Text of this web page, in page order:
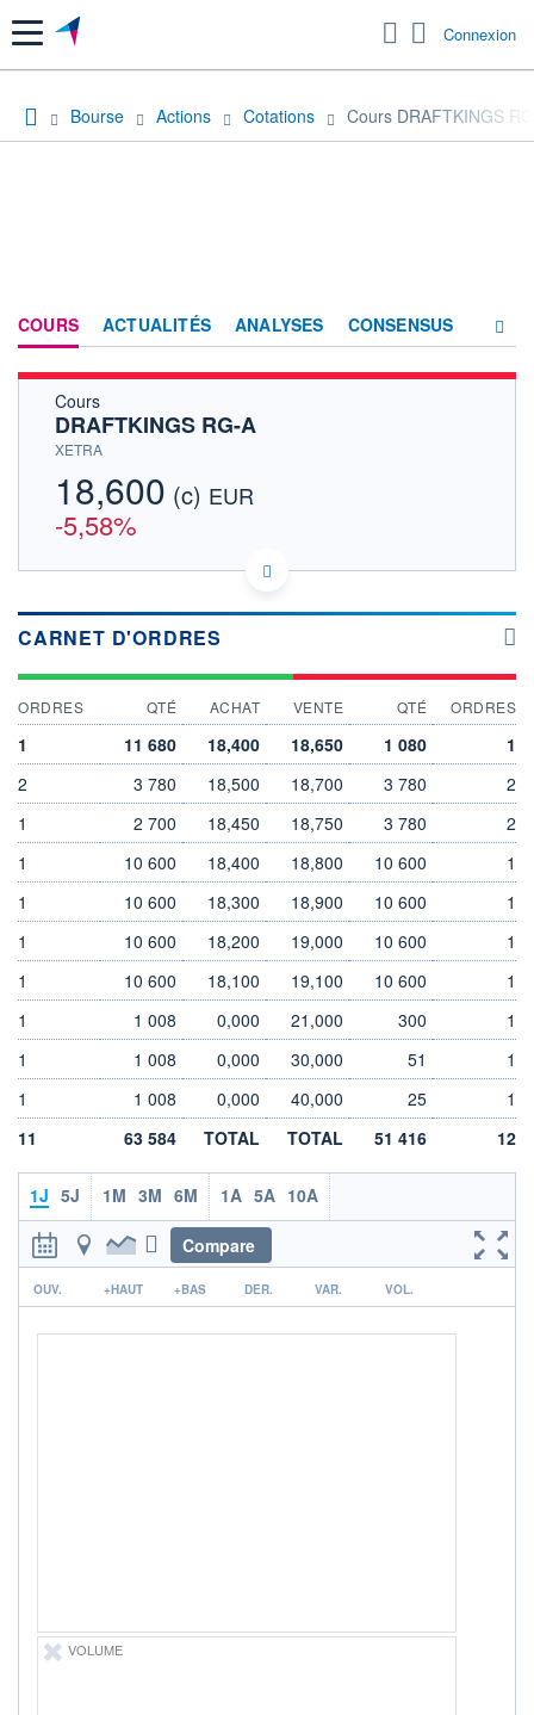
Menu Connexion
Bourse Actions Cotations Cours DRAFTKINGS
COURS ACTUALITÉS ANALYSES CONSENSUS
Cours
DRAFTKINGS RG-A
XETRA
18,600 (c) EUR
-5,58%
US26142V1052 IK1
Cotation sur les autres places
11h54 14h44
OUVERTURE CLÔTURE VEILLE
19,700
+ HAUT + BAS
18,600
VOLUME
1 016
CAPITAL ÉCHANGÉ
0,00%
VALORISATION
9 228 MEUR
DERNIER ÉCHANGE
06.08.26 / 17:35:59
0,000
HAUSSE
0,000
ESTIMÉ 2026
-
2026
-
DERNIER
DIVIDENDE
0,00 EUR -
CARNET D'ORDRES
ORDRES QTÉ ACHAT VENTE QTÉ ORDRES
1 11 680 18,400 18,650 1 080
1
2
3 780 18,500 18,700 3 780
2
1
2 700 18,450 18,750 3 780
2
1
10 600 18,400 18,800 10 600
1
1
10 600 18,300 18,900 10 600
1
1
10 600 18,200 19,000 10 600
1
1
10 600 18,100 19,100 10 600
1
1
1 008 0,000 21,000 300
1
1
1 008 0,000 30,000 51
1
1
1 008 0,000 40,000 25
1
11
63 584 TOTAL TOTAL 51 416 12
1J 5J 1M 3M 6M 1A 5A 10A
Compare
r
OUV. +HAUT +BAS DER. VAR. VOL.
VOLUME